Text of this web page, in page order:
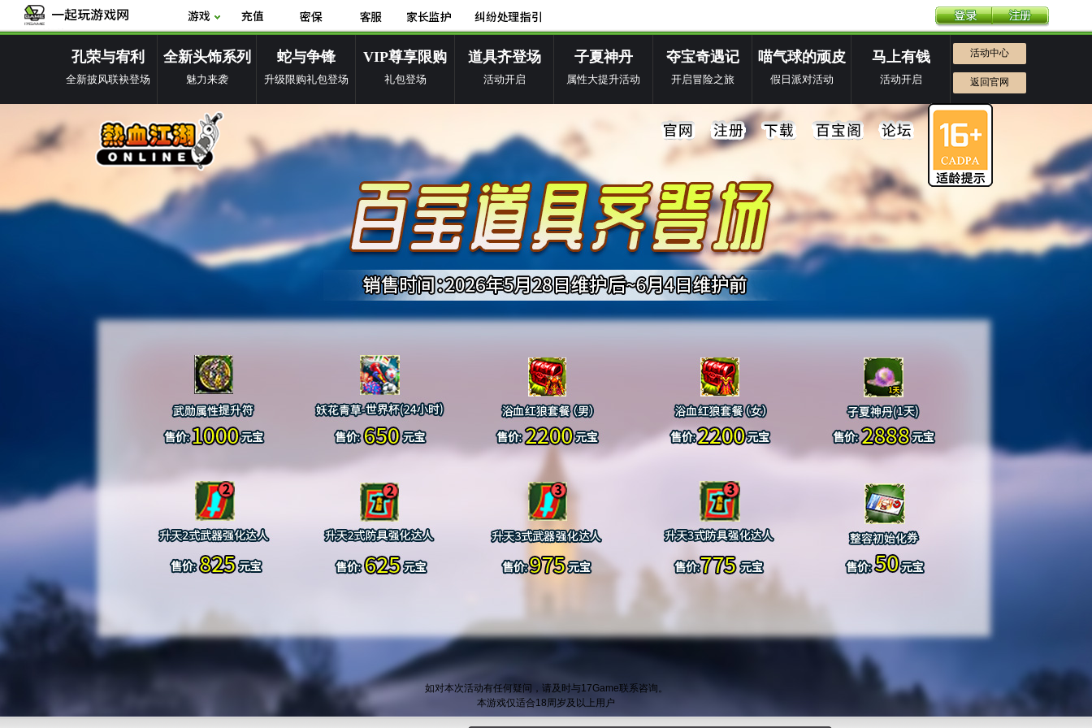
孔荣与宥利
全新披风联袂登场
全新头饰系列
魅力来袭
蛇与争锋
升级限购礼包登场
VIP尊享限购
礼包登场
道具齐登场
活动开启
子夏神丹
属性大提升活动
夺宝奇遇记
开启冒险之旅
喵气球的顽皮
假日派对活动
马上有钱
活动开启
活动中心
返回官网
如对本次活动有任何疑问，请及时与17Game联系咨询。
本游戏仅适合18周岁及以上用户